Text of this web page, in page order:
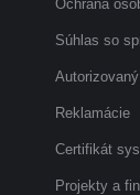
Ochrana
Súhlas so
Reklamácie
Certifikát
Projekty a